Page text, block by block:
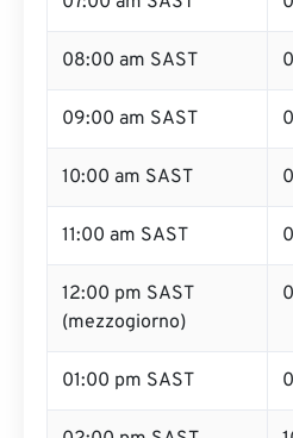
08:00 am SAST
09:00 am SAST
10:00 am SAST
11:00 am SAST
12:00 pm SAST
(mezzogiorno)
01:00 pm SAST